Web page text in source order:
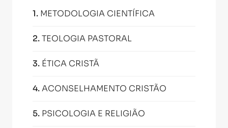
1. METODOLOGIA CIENTÍFICA
2.TEOLOGIA PASTORAL
3. ÉTICA CRISTÃ
4.ACONSELHAMENTO CRISTÃO
5. PSICOLOGIA E RELIGIÃO